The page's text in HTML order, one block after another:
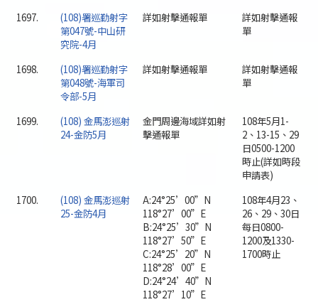
1697.
(108)署巡勤射字
第047號-中山研
究院-4月
詳如射擊通報單
詳如射擊通報
單
1698.
(108)署巡勤射字
第048號-海軍司
令部-5月
詳如射擊通報單
詳如射擊通報
單
1699.
(108) 金馬澎巡射
24-金防5月
金門周邊海域詳如射
擊通報單
108年5月1-
2、13-15、29
日0500-1200
時止(詳如時段
申請表)
1700.
(108) 金馬澎巡射
25-金防4月
A:24°25’00”N
118°27’00”E
B:24°25’30”N
118°27’50”E
C:24°25’20”N
118°28’00”E
D:24°24’40”N
118°27’10”E
108年4月23、
26、29、30日
每日0800-
1200及1330-
1700時止